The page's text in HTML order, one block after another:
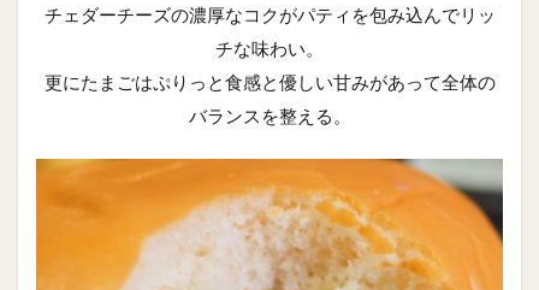
チェダーチーズの濃厚なコクがパティを包み込んでリッ
チな味わい。
更にたまごはぷりっと食感と優しい甘みがあって全体の
バランスを整える。